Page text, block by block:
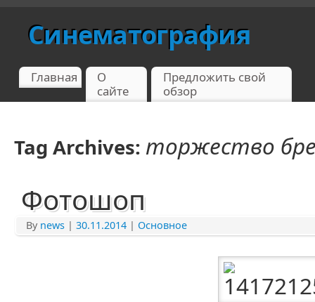
Синематография
Главная
О
сайте
Предложить свой
обзор
Tag Archives: торжество
Фотошоп
By news | 30.11.2014 | Основное